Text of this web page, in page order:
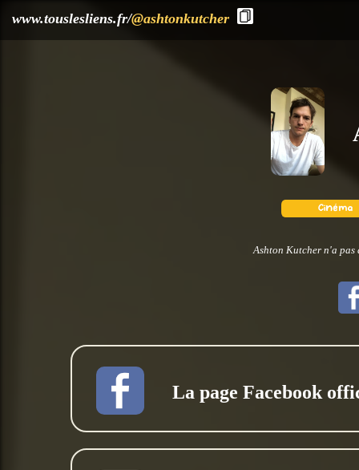
www.touslesliens.fr/@ashtonkutcher
Ashton Kutcher n'a pas
La page Facebook